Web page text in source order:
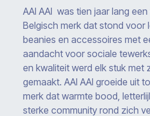
AAI AAI was tien jaar lang
Belgisch merk dat stond voor
beanies en accessoires met
aandacht voor sociale
en kwaliteit werd elk stuk met
gemaakt. AAI AAI groeide uit
merk dat warmte bood,
sterke community rond zich